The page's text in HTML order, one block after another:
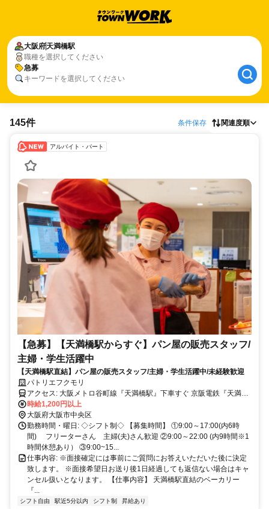
大阪府天満橋駅
職種を選択してください
急募
キーワードを選択してください
145件 条件保存 関連度順
アルバイト・パート
【急募】【天満橋駅からすぐ】パン屋の販売スタッフ/
主婦・学生活躍中
【天満橋駅直結】パン屋の販売スタッフ/主婦・学生活躍中/未経験歓迎
パトリエフクモリ
アクセス: 大阪メトロ谷町線『天満橋駅』下車すぐ 京阪電鉄『天満橋
駅』下車すぐ ※従業員通用口は正面玄関と別の場所にあります。 京
阪シティーモール天満橋お客様駐車場隣
時給1,200円以上
大阪府大阪市中央区
勤務時間・曜日: ◇シフト制◇ 【募集時間】 ①9:00～17:00(内6時
間) フリーターさん 主婦(夫)さん歓迎 ②9:00～22:00 (内9時間※1
時間休憩あり） ③9:00~15...
仕事内容: ※面接確定には事前にご質問にお答えいただいた後に決定
致します。 ※面接希望日お送り後1日経過しても返信ない場合はキャ
ンセル扱いとなります。 【仕事内容】 天満橋駅直結のベーカリー
『...
シフト自由 駅近5分以内 シフト制 昇給あり